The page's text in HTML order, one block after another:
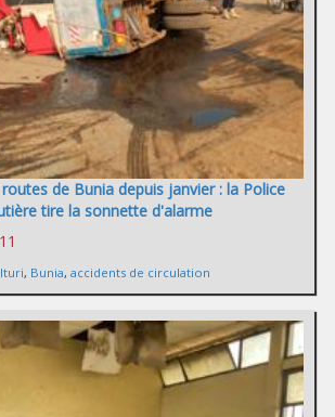
de Bunia depuis janvier : la Police
tire la sonnette d'alarme
Ituri, Bunia, accidents de circulation